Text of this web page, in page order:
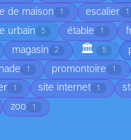
de maison 1 escalier 1
urbain 5 étable 1
magasin 2 🏛️ 5
1 promontoire 1
1 site internet 1
zoo 1